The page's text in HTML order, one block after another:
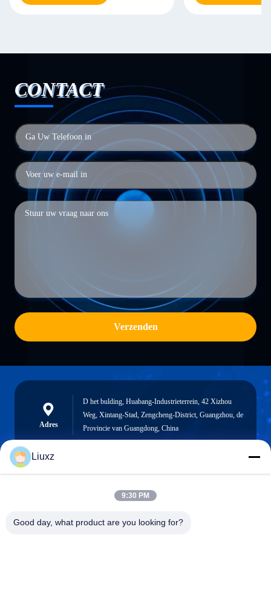
CONTACT
Verzenden
Adres
D het bulding, Huabang-Industrieterrein, 42 Xizhou
Weg, Xintang-Stad, Zengcheng-District, Guangzhou, de
Provincie van Guangdong, China
liuxz@wyatm.com
Liuxz
9:30 PM
Good day, what product are you looking for?